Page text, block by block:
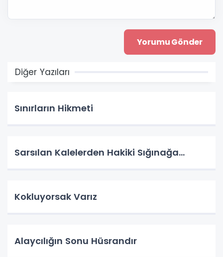
Diğer Yazıları
Sınırların Hikmeti
Sarsılan Kalelerden Hakiki Sığınağa...
Kokluyorsak Varız
Alaycılığın Sonu Hüsrandır